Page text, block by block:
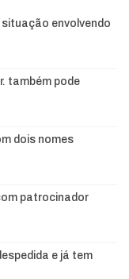
situação envolvendo
também pode
dois nomes
patrocinador
e já tem